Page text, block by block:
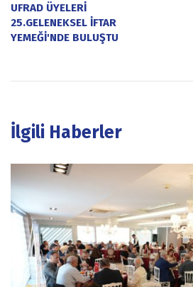
UFRAD ÜYELERİ
25.GELENEKSEL İFTAR
YEMEĞİ'NDE BULUŞTU
İlgili Haberler